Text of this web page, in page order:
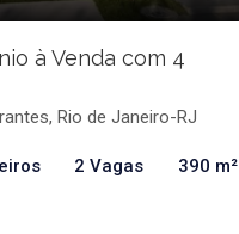
à Venda com 4
Rio de Janeiro-RJ
2 Vagas 390 m²